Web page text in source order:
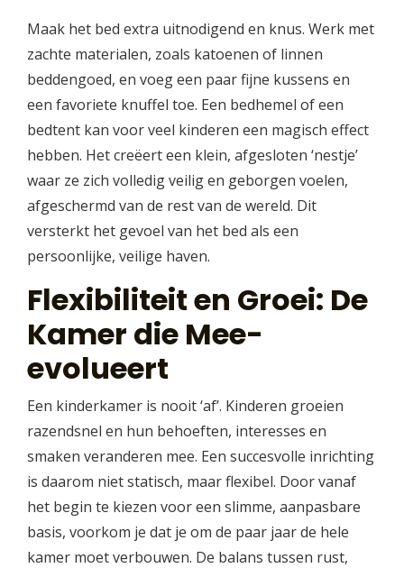
Maak het bed extra uitnodigend en knus. Werk met
zachte materialen, zoals katoenen of linnen
beddengoed, en voeg een paar fijne kussens en
een favoriete knuffel toe. Een bedhemel of een
bedtent kan voor veel kinderen een magisch effect
hebben. Het creëert een klein, afgesloten ‘nestje’
waar ze zich volledig veilig en geborgen voelen,
afgeschermd van de rest van de wereld. Dit
versterkt het gevoel van het bed als een
persoonlijke, veilige haven.
Flexibiliteit en Groei: De
Kamer die Mee-
evolueert
Een kinderkamer is nooit ‘af’. Kinderen groeien
razendsnel en hun behoeften, interesses en
smaken veranderen mee. Een succesvolle inrichting
is daarom niet statisch, maar flexibel. Door vanaf
het begin te kiezen voor een slimme, aanpasbare
basis, voorkom je dat je om de paar jaar de hele
kamer moet verbouwen. De balans tussen rust,